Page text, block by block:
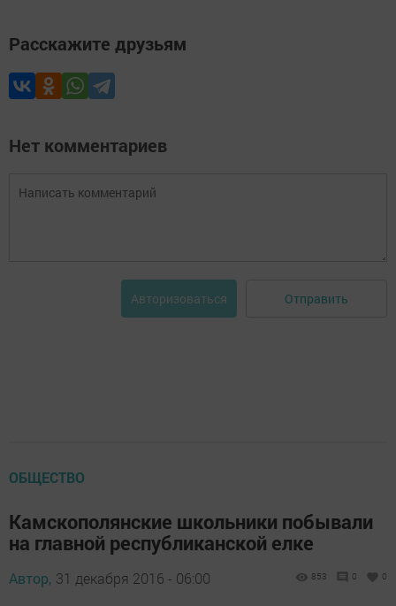
Расскажите друзьям
Нет комментариев
Авторизоваться Отправить
ОБЩЕСТВО
Камскополянские школьники побывали
на главной республиканской елке
Автор, 31 декабря 2016 - 06:00 853 0 0